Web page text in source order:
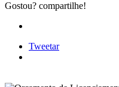
Gostou? compartilhe!
Tweetar